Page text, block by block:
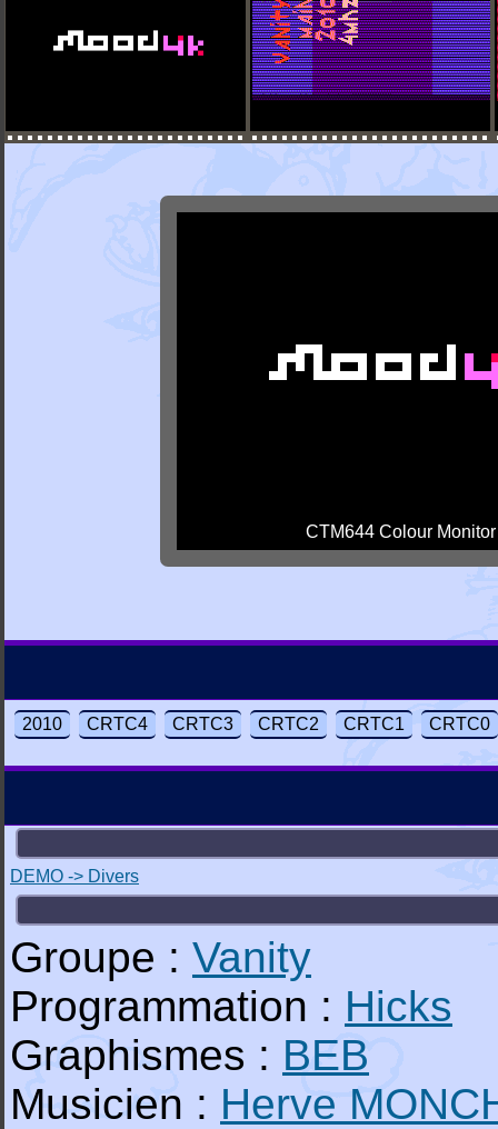
CTM644 Colour Monitor
2010 CRTC4 CRTC3 CRTC2 CRTC1 CRTC0
DEMO -> Divers
Groupe : Vanity
Programmation : Hicks
Graphismes : BEB
Musicien : Herve